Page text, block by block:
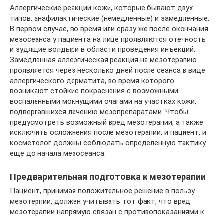
Аллергические реакции кожи, которые бывают двух
типов: анафилактические (немедленные) и замедленные.
В первом случае, во время или сразу же после окончания
мезосеанса у пациента на лице проявляются отечность
и зудящие волдыри в области проведения инъекций.
Замедленная аллергическая реакция на мезотерапию
проявляется через несколько дней после сеанса в виде
аллергического дерматита, во время которого
возникают стойкие покраснения с возможными
воспаленными мокнущими очагами на участках кожи,
подвергавшихся лечению мезопрепаратами. Чтобы
предусмотреть возможный вред мезотерапии, а также
исключить осложнения после мезотерапии, и пациент, и
косметолог должны соблюдать определенную тактику
еще до начала мезосеанса.
Предварительная подготовка к мезотерапии
Пациент, принимая положительное решение в пользу
мезотерпии, должен учитывать тот факт, что вред
мезотерапии напрямую связан с противопоказаниями к